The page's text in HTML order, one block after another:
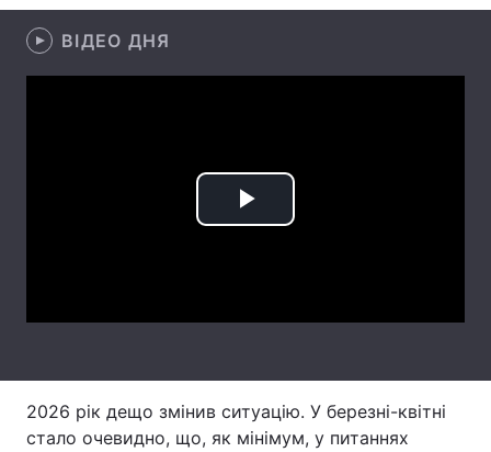
Здоров'я
Послуги
ВІДЕО ДНЯ
Play
2026 рік дещо змінив ситуацію. У березні-квітні
стало очевидно, що, як мінімум, у питаннях